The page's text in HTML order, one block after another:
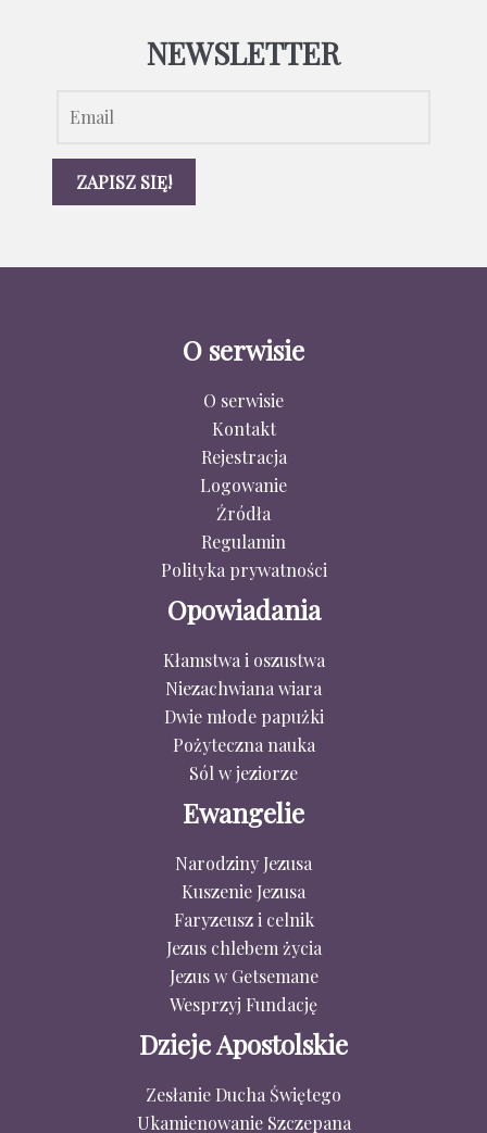
NEWSLETTER
O serwisie
O serwisie
Kontakt
Rejestracja
Logowanie
Źródła
Regulamin
Polityka prywatności
Opowiadania
Kłamstwa i oszustwa
Niezachwiana wiara
Dwie młode papużki
Pożyteczna nauka
Sól w jeziorze
Ewangelie
Narodziny Jezusa
Kuszenie Jezusa
Faryzeusz i celnik
Jezus chlebem życia
Jezus w Getsemane
Wesprzyj Fundację
Dzieje Apostolskie
Zesłanie Ducha Świętego
Ukamienowanie Szczepana